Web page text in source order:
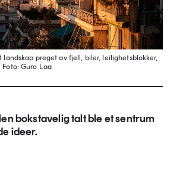
landskap preget av fjell, biler, leilighetsblokker,
Foto: Guro Laa
bokstavelig talt ble et sentrum
ideer.